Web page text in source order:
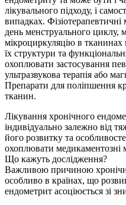
лікувального підходу, і
випадках.
день менструального
мікроциркуляцію в
їх структури та
охоплювати застосування
ультразвукова терапія або
Препарати для поліпшення
тканин.
Лікування хронічного
індивідуально залежно від
його розвитку та
охоплювати медикаментозні
Що кажуть дослiдження?
Важливою причиною
особливо в країнах, що
ендометрит асоціюється зі